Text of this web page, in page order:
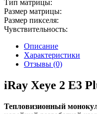
Тип матрицы:
Размер матрицы:
Размер пикселя:
Чувствительность:
Описание
Характеристики
Отзывы (0)
iRay Xeye 2 E3
Тепловизионный